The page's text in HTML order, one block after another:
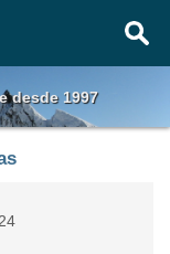
desde 1997